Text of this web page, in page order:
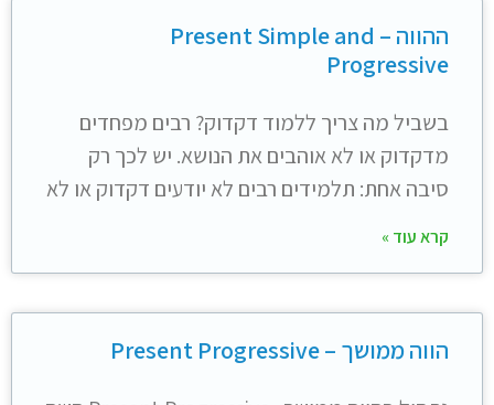
ההווה – Present Simple and
Progressive
בשביל מה צריך ללמוד דקדוק? רבים מפחדים
מדקדוק או לא אוהבים את הנושא. יש לכך רק
סיבה אחת: תלמידים רבים לא יודעים דקדוק או לא
קרא עוד »
הווה ממושך – Present Progressive